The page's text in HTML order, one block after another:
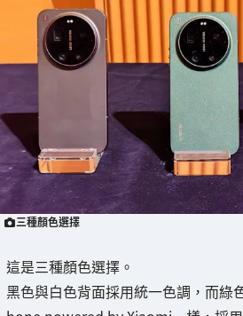
三種顏色選擇
這是三種顏色選擇。
黑色與白色背面採用統一色調，而綠